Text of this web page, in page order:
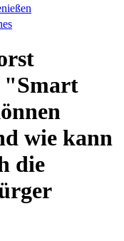
"Smart
wie kann
die